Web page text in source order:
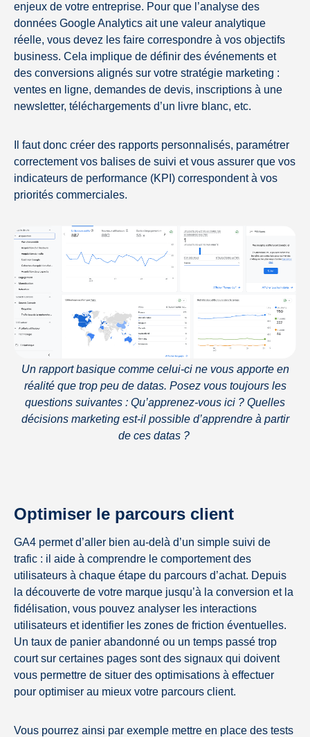
enjeux de votre entreprise. Pour que l’analyse des
données Google Analytics ait une valeur analytique
réelle, vous devez les faire correspondre à vos objectifs
business. Cela implique de définir des événements et
des conversions alignés sur votre stratégie marketing :
ventes en ligne, demandes de devis, inscriptions à une
newsletter, téléchargements d’un livre blanc, etc.
Il faut donc créer des rapports personnalisés, paramétrer
correctement vos balises de suivi et vous assurer que vos
indicateurs de performance (KPI) correspondent à vos
priorités commerciales.
Un rapport basique comme celui-ci ne vous apporte en
réalité que trop peu de datas. Posez vous toujours les
questions suivantes : Qu’apprenez-vous ici ? Quelles
décisions marketing est-il possible d’apprendre à partir
de ces datas ?
Optimiser le parcours client
GA4 permet d’aller bien au-delà d’un simple suivi de
trafic : il aide à comprendre le comportement des
utilisateurs à chaque étape du parcours d’achat. Depuis
la découverte de votre marque jusqu’à la conversion et la
fidélisation, vous pouvez analyser les interactions
utilisateurs et identifier les zones de friction éventuelles.
Un taux de panier abandonné ou un temps passé trop
court sur certaines pages sont des signaux qui doivent
vous permettre de situer des optimisations à effectuer
pour optimiser au mieux votre parcours client.
Vous pourrez ainsi par exemple mettre en place des tests